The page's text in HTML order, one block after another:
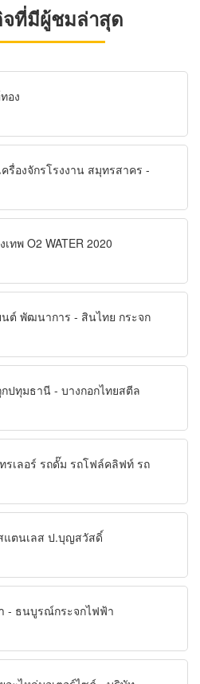
ที่มีผู้ชมล่าสุด
อง
รื่องจักรโรงงาน สมุทรสาคร -
ทพ O2 WATER 2020
นต์ พัฒนาการ - สินไทย กระจก
ปทุมธานี - บางกอกไทยสตีล
ทรเลอร์ รถดั๊ม รถโฟล์คลิฟท์ รถ
แตนเลส ป.บุญสวัสดิ์
- ธนบูรณ์กระจกไฟฟ้า